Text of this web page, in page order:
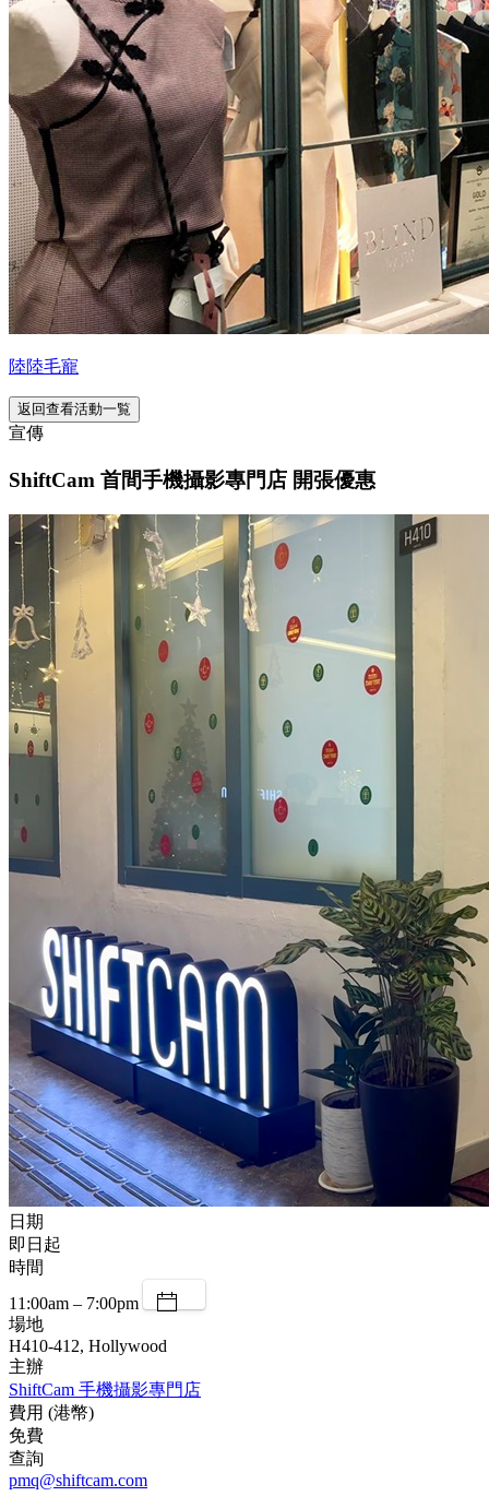
陸陸毛寵
返回查看活動一覧
宣傳
ShiftCam 首間手機攝影專門店 開張優惠
日期
即日起
時間
11:00am – 7:00pm
場地
H410-412, Hollywood
主辦
ShiftCam 手機攝影專門店
費用 (港幣)
免費
查詢
pmq@shiftcam.com